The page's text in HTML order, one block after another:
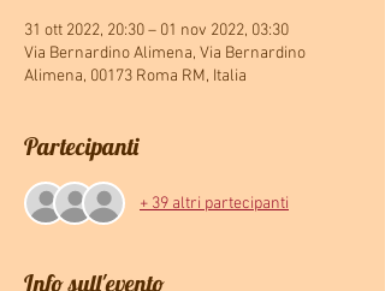
31 ott 2022, 20:30 – 01 nov 2022, 03:30
Via Bernardino Alimena, Via Bernardino
Alimena, 00173 Roma RM, Italia
Partecipanti
+ 39 altri partecipanti
Info sull'evento